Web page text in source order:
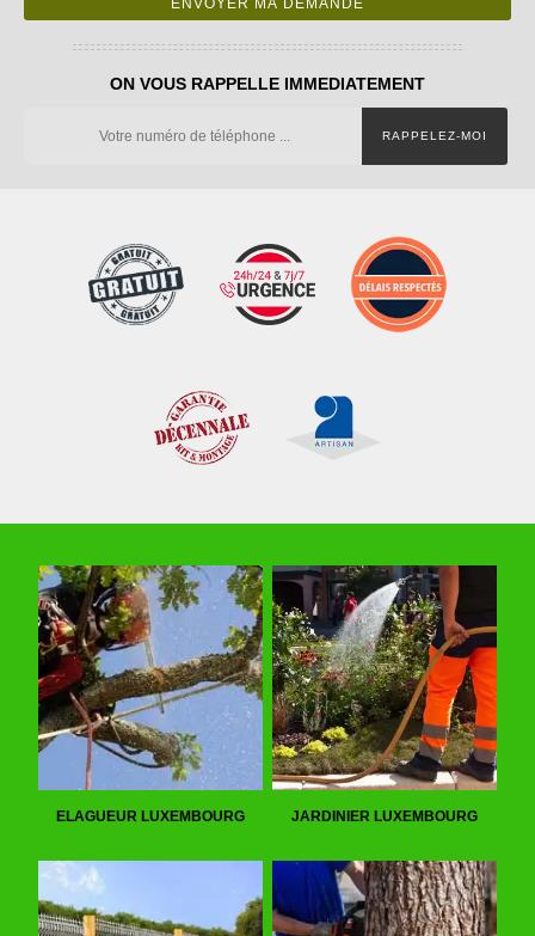
ON VOUS RAPPELLE IMMEDIATEMENT
ELAGUEUR LUXEMBOURG JARDINIER LUXEMBOURG